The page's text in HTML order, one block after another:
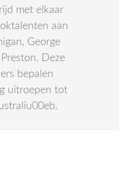
met elkaar
aan
George
Deze
bepalen
uitroepen tot